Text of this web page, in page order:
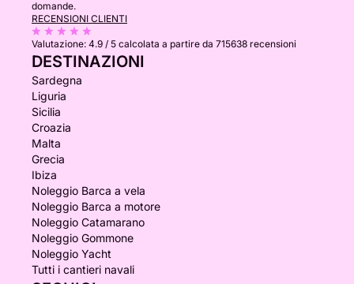
domande.
RECENSIONI CLIENTI
Valutazione: 4.9 / 5 calcolata a partire da 715638 recensioni
DESTINAZIONI
Sardegna
Liguria
Sicilia
Croazia
Malta
Grecia
Ibiza
Noleggio Barca a vela
Noleggio Barca a motore
Noleggio Catamarano
Noleggio Gommone
Noleggio Yacht
Tutti i cantieri navali